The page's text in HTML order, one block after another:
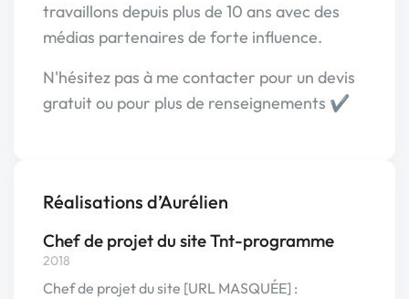
travaillons depuis plus de 10 ans avec des
médias partenaires de forte influence.
N'hésitez pas à me contacter pour un devis
gratuit ou pour plus de renseignements ✔
Réalisations d’Aurélien
Chef de projet du site Tnt-programme
2018
Chef de projet du site [URL MASQUÉE] :